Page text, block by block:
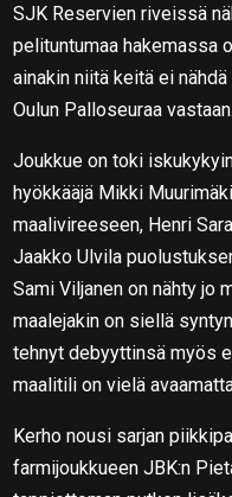
SJK Reservien riveissä
pelituntumaa hakemassa
ainakin niitä keitä ei
Oulun Palloseuraa vastaan.
Joukkue on toki
hyökkääjä Mikki
maalivireeseen, Henri
Jaakko Ulvila
Sami Viljanen on nähty jo
maalejakin on siellä
tehnyt debyyttinsä myös
maalitili on vielä
Kerho nousi sarjan
farmijoukkueen JBK:n